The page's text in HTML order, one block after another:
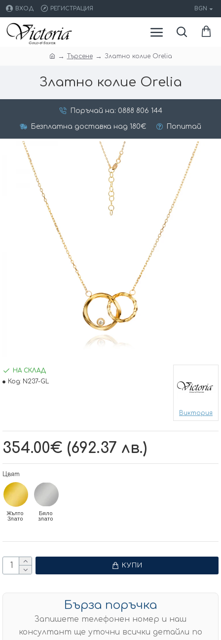
ВХОД РЕГИСТРАЦИЯ BGN
Търсене Златно колие Оrelia
Златно колие Оrelia
Поръчай на: 0888 806 144
Безплатна доставка над 180€ Попитай
354.00€ (692.37 лв.)
НА СКЛАД
Код: N237-GL
Виктория
Цвят
Жълто
Злато
Бяло
злато
КУПИ
Бърза поръчка
Запишете телефонен номер и наш
консултант ще уточни всички детайли по